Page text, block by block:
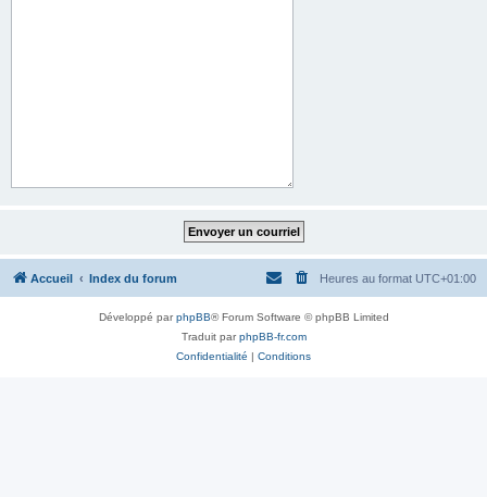
Accueil Index du forum Heures au format UTC+01:00
Développé parphpBB® Forum Software © phpBB Limited
Traduit parphpBB-fr.com
Confidentialité | Conditions